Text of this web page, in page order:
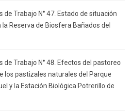
de Trabajo N° 47. Estado de situación
Reserva de Biosfera Bañados del
de Trabajo N° 48. Efectos del pastoreo
los pastizales naturales del Parque
y la Estación Biológica Potrerillo de